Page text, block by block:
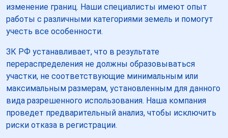
изменение границ. Наши специалисты имеют опыт
работы с различными категориями земель и помогут
учесть все особенности.
ЗК РФ устанавливает, что в результате
перераспределения не должны образовываться
участки, не соответствующие минимальным или
максимальным размерам, установленным для данного
вида разрешенного использования. Наша компания
проведет предварительный анализ, чтобы исключить
риски отказа в регистрации.